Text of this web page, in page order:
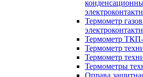
Термометр
Термометр
Термометр
Термометр
Термометры
Оправа